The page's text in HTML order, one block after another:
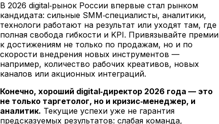
В 2026 digital‑рынок России впервые стал рынком
кандидата: сильные SMM‑специалисты, аналитики,
технологи работают на результат или уходят там, где
полная свобода гибкости и KPI. Привязывайте премии
к достижениям не только по продажам, но и по
скорости внедрения новых инструментов —
например, количество рабочих креативов, новых
каналов или акционных интеграций.
Конечно, хороший digital‑директор 2026 года — это
не только таргетолог, но и кризис‑менеджер, и
аналитик. Текущие успехи уже не гарантия
предсказуемых результатов: слабая команда,